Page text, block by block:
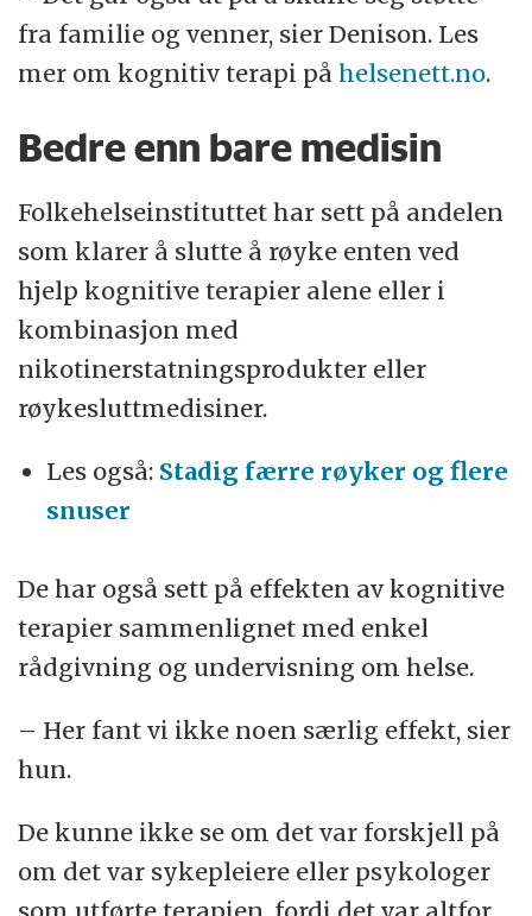
fra familie og venner, sier Denison. Les
mer om kognitiv terapi påhelsenett.no.
Bedre enn bare medisin
Folkehelseinstituttet har sett på andelen
som klarer å slutte å røyke enten ved
hjelp kognitive terapier alene eller i
kombinasjon med
nikotinerstatningsprodukter eller
røykesluttmedisiner.
Les også: Stadig færre røyker og flere
snuser
De har også sett på effekten av kognitive
terapier sammenlignet med enkel
rådgivning og undervisning om helse.
– Her fant vi ikke noen særlig effekt, sier
hun.
De kunne ikke se om det var forskjell på
om det var sykepleiere eller psykologer